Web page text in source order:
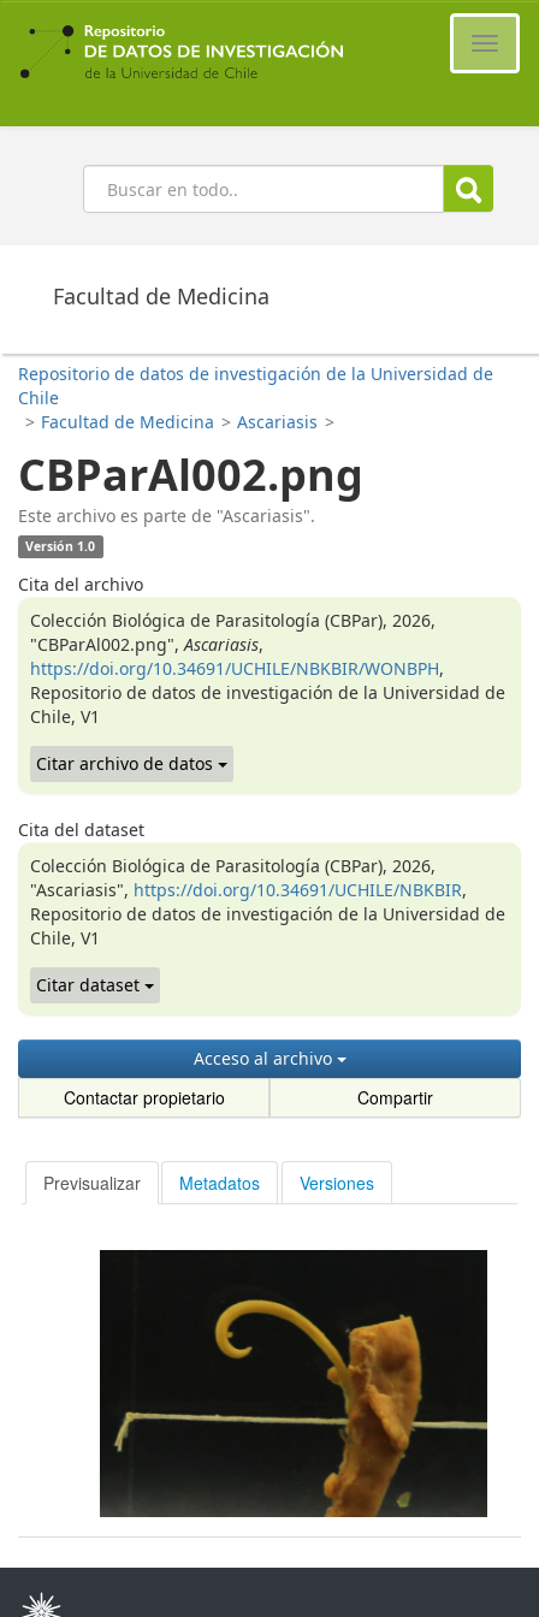
Ir
contenido
principal
Buscar
Facultad de Medicina
Repositorio de datos de investigación de la Universidad de
Chile
> Facultad de Medicina > Ascariasis >
CBParAl002.png
Este archivo es parte de "Ascariasis".
Versión 1.0
Cita del archivo
Colección Biológica de Parasitología (CBPar), 2026,
"CBParAl002.png",Ascariasis,
https://doi.org/10.34691/UCHILE/NBKBIR/WONBPH,
Repositorio de datos de investigación de la Universidad de
Chile, V1
Citar archivo de datos
Cita del dataset
Colección Biológica de Parasitología (CBPar), 2026,
"Ascariasis", https://doi.org/10.34691/UCHILE/NBKBIR,
Repositorio de datos de investigación de la Universidad de
Chile, V1
Citar dataset
Acceso al archivo
Contactar propietario Compartir
Previsualizar Metadatos Versiones